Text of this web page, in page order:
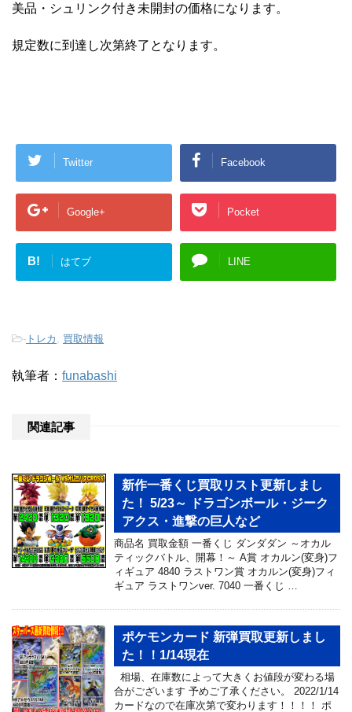
美品・シュリンク付き未開封の価格になります。
規定数に到達し次第終了となります。
Twitter Facebook
Google+ Pocket
B! はてブ LINE
- トレカ 買取情報
執筆者： funabashi
関連記事
新作一番くじ買取リスト更新しまし
た！ 5/23～ ドラゴンボール・ジーク
アクス・進撃の巨人など
商品名 買取金額 一番くじ ダンダダン ～オカル
ティックバトル、開幕！～ A賞 オカルン(変身)フ
ィギュア 4840 ラストワン賞 オカルン(変身)フィ
ギュア ラストワンver. 7040 一番くじ …
ポケモンカード 新弾買取更新しまし
た！！1/14現在
相場、在庫数によって大きくお値段が変わる場
合がございます 予めご了承ください。 2022/1/14
カードなので在庫次第で変わります！！！！ ポ